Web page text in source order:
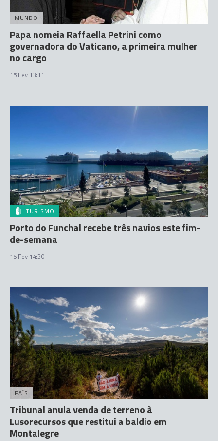
MUNDO
Papa nomeia Raffaella Petrini como
governadora do Vaticano, a primeira mulher
no cargo
15 Fev 13:11
TURISMO
Porto do Funchal recebe três navios este fim-
de-semana
15 Fev 14:30
PAÍS
Tribunal anula venda de terreno à
Lusorecursos que restitui a baldio em
Montalegre